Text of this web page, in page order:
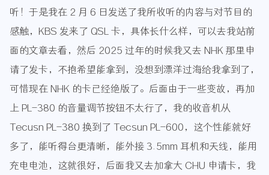
听！于是我在 2 月 6 日发送了我所收听的内容与对节目的
感触，KBS 发来了 QSL 卡，具体长什么样，可以去我站前
面的文章去看，然后 2025 过年的时候我又去 NHK 那里申
请了发卡，不抱希望能拿到，没想到漂洋过海给我拿到了，
可惜现在 NHK 的卡已经绝版了。后面由于一些变故，再加
上 PL-380 的音量调节按钮不太行了，我的收音机从
Tecusn PL-380 换到了 Tecsun PL-600，这个性能就好
多了，能听得台更清晰，能外接 3.5mm 耳机和天线，能用
充电电池，这就很好，后面我又去加拿大 CHU 申请卡，我